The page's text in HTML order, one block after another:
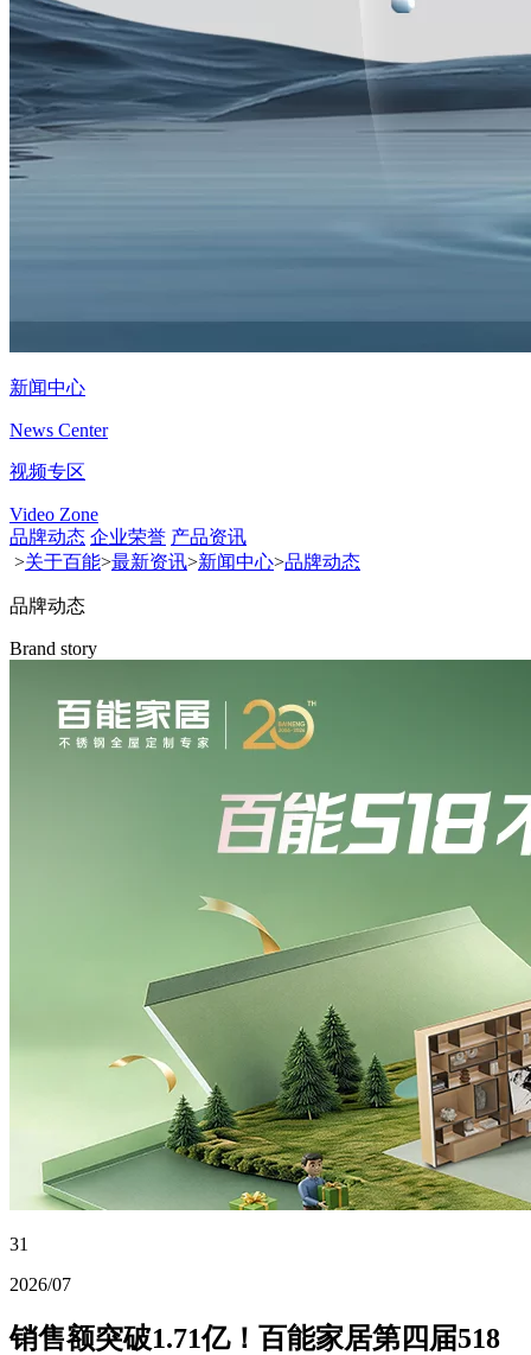
新闻中心
News Center
视频专区
Video Zone
品牌动态 企业荣誉 产品资讯
>关于百能>最新资讯>新闻中心>品牌动态
品牌动态
Brand story
31
2026/07
销售额突破1.71亿！百能家居第四届518